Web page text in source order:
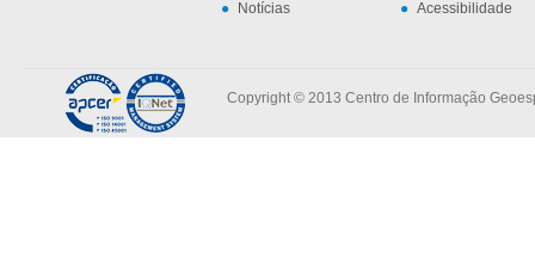
Notícias
Acessibilidade
Copyright © 2013 Centro de Informação